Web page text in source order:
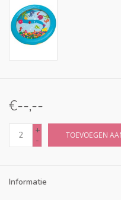
€--,--
+
-
TOEVOEGEN
Informatie